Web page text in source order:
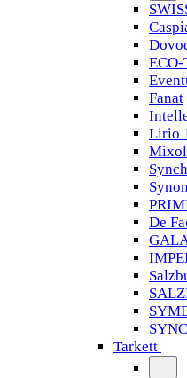
ECO-
Fanat
Lirio
De
Tarkett